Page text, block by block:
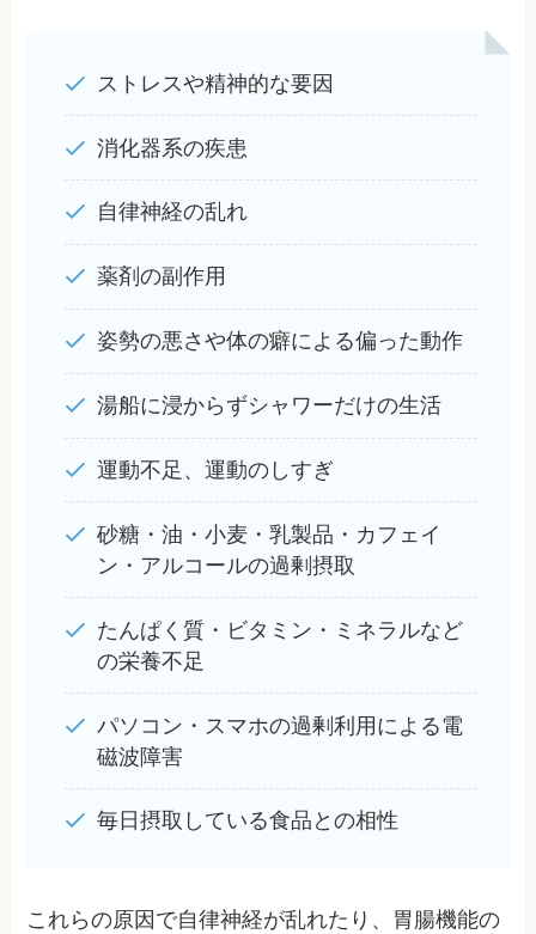
ストレスや精神的な要因
消化器系の疾患
自律神経の乱れ
薬剤の副作用
姿勢の悪さや体の癖による偏った動作
湯船に浸からずシャワーだけの生活
運動不足、運動のしすぎ
砂糖・油・小麦・乳製品・カフェイ
ン・アルコールの過剰摂取
たんぱく質・ビタミン・ミネラルなど
の栄養不足
パソコン・スマホの過剰利用による電
磁波障害
毎日摂取している食品との相性
これらの原因で自律神経が乱れたり、胃腸機能の